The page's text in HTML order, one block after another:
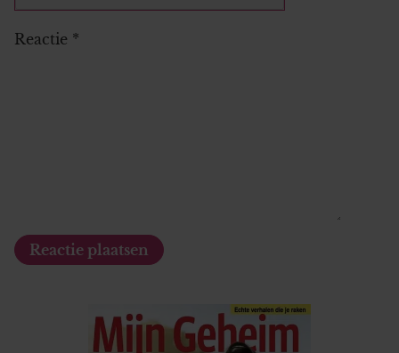
Reactie *